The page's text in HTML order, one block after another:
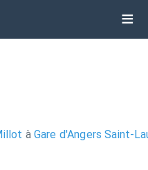
àGare d'Angers Saint-